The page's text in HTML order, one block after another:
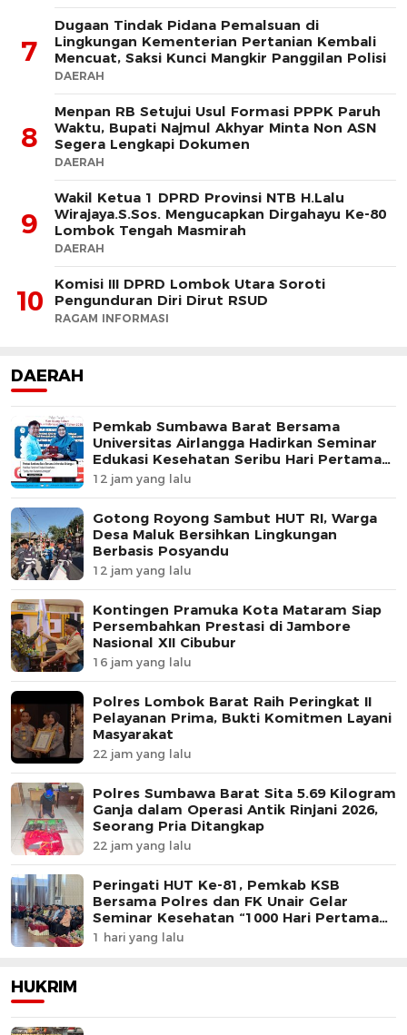
7
Dugaan Tindak Pidana Pemalsuan di
Lingkungan Kementerian Pertanian Kembali
Mencuat, Saksi Kunci Mangkir Panggilan Polisi
DAERAH
8
Menpan RB Setujui Usul Formasi PPPK Paruh
Waktu, Bupati Najmul Akhyar Minta Non ASN
Segera Lengkapi Dokumen
DAERAH
9
Wakil Ketua 1 DPRD Provinsi NTB H.Lalu
Wirajaya.S.Sos. Mengucapkan Dirgahayu Ke-80
Lombok Tengah Masmirah
DAERAH
10
Komisi III DPRD Lombok Utara Soroti
Pengunduran Diri Dirut RSUD
RAGAM INFORMASI
DAERAH
Pemkab Sumbawa Barat Bersama
Universitas Airlangga Hadirkan Seminar
Edukasi Kesehatan Seribu Hari Pertama
Kehidupan
12 jam yang lalu
Gotong Royong Sambut HUT RI, Warga
Desa Maluk Bersihkan Lingkungan
Berbasis Posyandu
12 jam yang lalu
Kontingen Pramuka Kota Mataram Siap
Persembahkan Prestasi di Jambore
Nasional XII Cibubur
16 jam yang lalu
Polres Lombok Barat Raih Peringkat II
Pelayanan Prima, Bukti Komitmen Layani
Masyarakat
22 jam yang lalu
Polres Sumbawa Barat Sita 5.69 Kilogram
Ganja dalam Operasi Antik Rinjani 2026,
Seorang Pria Ditangkap
22 jam yang lalu
Peringati HUT Ke-81, Pemkab KSB
Bersama Polres dan FK Unair Gelar
Seminar Kesehatan “1000 Hari Pertama
Kehidupan”
1 hari yang lalu
HUKRIM